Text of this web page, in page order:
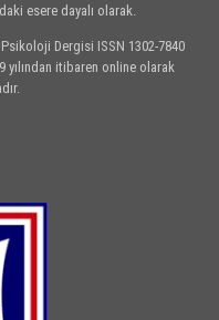
esere dayalı olarak.
Dergisi ISSN 1302-7840
yılından itibaren online olarak